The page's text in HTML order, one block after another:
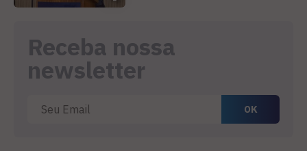
Receba nossa
newsletter